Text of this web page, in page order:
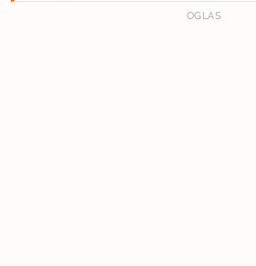
OGLAS